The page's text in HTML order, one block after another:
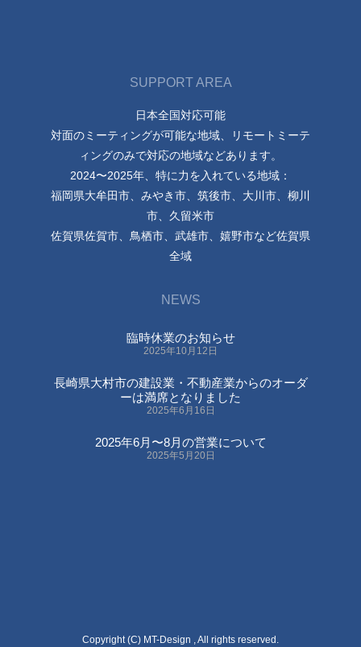
SUPPORT AREA
日本全国対応可能
対面のミーティングが可能な地域、リモートミーテ
ィングのみで対応の地域などあります。
2024〜2025年、特に力を入れている地域：
福岡県大牟田市、みやき市、筑後市、大川市、柳川
市、久留米市
佐賀県佐賀市、鳥栖市、武雄市、嬉野市など佐賀県
全域
NEWS
臨時休業のお知らせ
2025年10月12日
長崎県大村市の建設業・不動産業からのオーダ
ーは満席となりました
2025年6月16日
2025年6月〜8月の営業について
2025年5月20日
Copyright (C) MT-Design , All rights reserved.